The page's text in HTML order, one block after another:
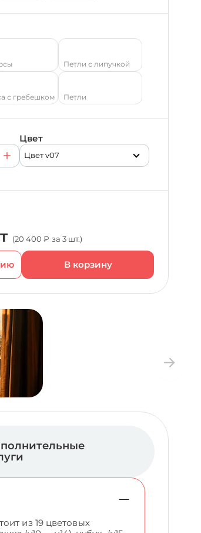
Петли с липучкой
с гребешком Петли
Цвет
Цвет v07
(20 400 ₽ за 3 шт.)
из 19 цветовых